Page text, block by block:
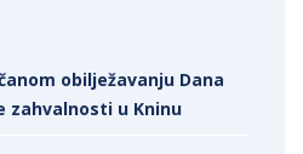
obilježavanju Dana
zahvalnosti u Kninu